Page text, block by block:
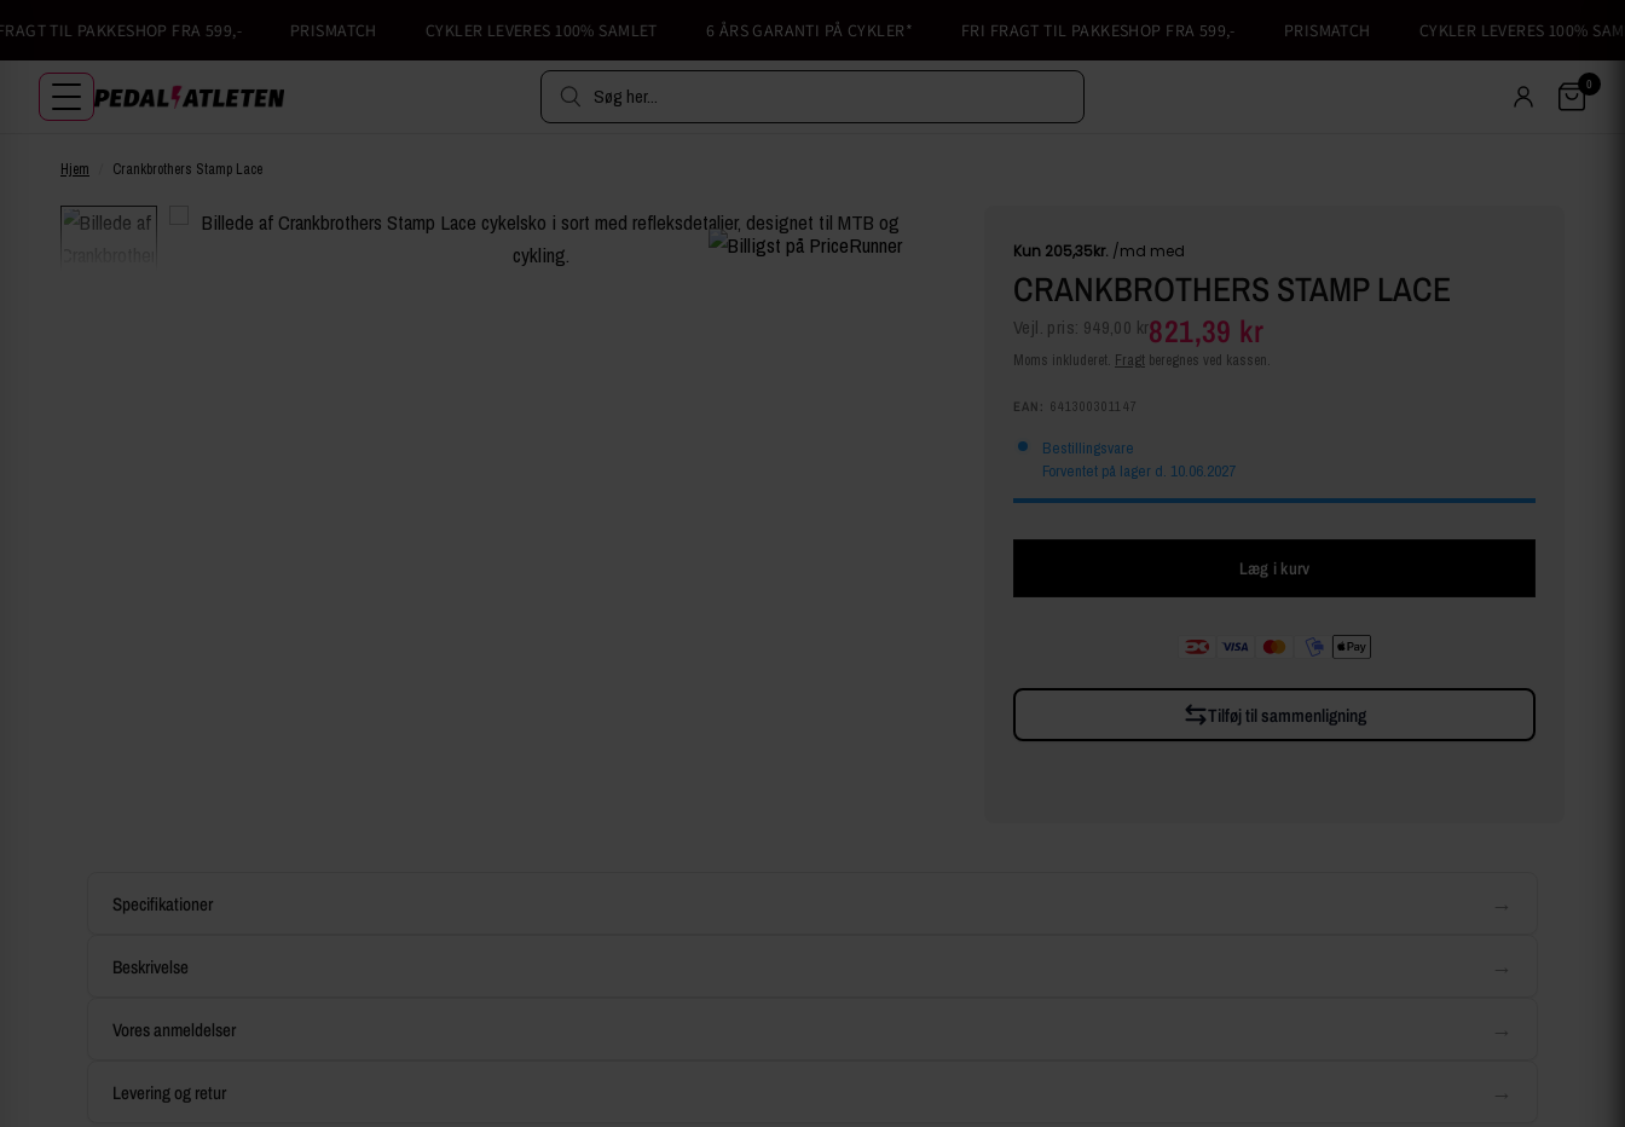
TIL PAKKESHOP FRA 599,- PRISMATCH CYKLER LEVERES 100% SAMLET 6 ÅRS GARANTI PÅ CYKLER* FRI FRAGT TIL PAKKESHOP FRA 599,- PRISMATCH CYKLER LEVERES 100% SAMLET
Søg her... 0
Hjem Crankbrothers Stamp Lace
CRANKBROTHERS STAMP LACE
Vejl. pris: 949,00 kr821,39 kr
Moms inkluderet. Fragt beregnes ved kassen.
EAN: 641300301147
Bestillingsvare
Forventet på lager d. 10.06.2027
Læg i kurv
Tilføj til sammenligning
Specifikationer →
Beskrivelse →
Vores anmeldelser →
Levering og retur →